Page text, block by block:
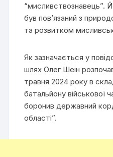
“мисливствознавець”.
був пов’язаний з
та розвитком
Як зазначається у
шлях Олег Шеін
травня 2024 року в
батальйону військової
боронив державний
області”.